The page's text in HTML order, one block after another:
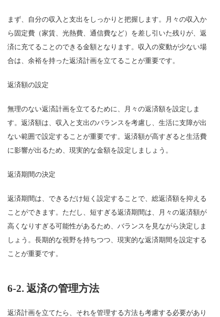
まず、自分の収入と支出をしっかりと把握します。月々の収入か
ら固定費（家賃、光熱費、通信費など）を差し引いた残りが、返
済に充てることのできる金額となります。収入の変動が少ない場
合は、余裕を持った返済計画を立てることが重要です。
返済額の設定
無理のない返済計画を立てるために、月々の返済額を設定しま
す。返済額は、収入と支出のバランスを考慮し、生活に支障が出
ない範囲で設定することが重要です。返済額が高すぎると生活費
に影響が出るため、現実的な金額を設定しましょう。
返済期間の決定
返済期間は、できるだけ短く設定することで、総返済額を抑える
ことができます。ただし、短すぎる返済期間は、月々の返済額が
高くなりすぎる可能性があるため、バランスを見ながら決定しま
しょう。長期的な視野を持ちつつ、現実的な返済期間を設定する
ことが重要です。
6-2. 返済の管理方法
返済計画を立てたら、それを管理する方法も考慮する必要があり